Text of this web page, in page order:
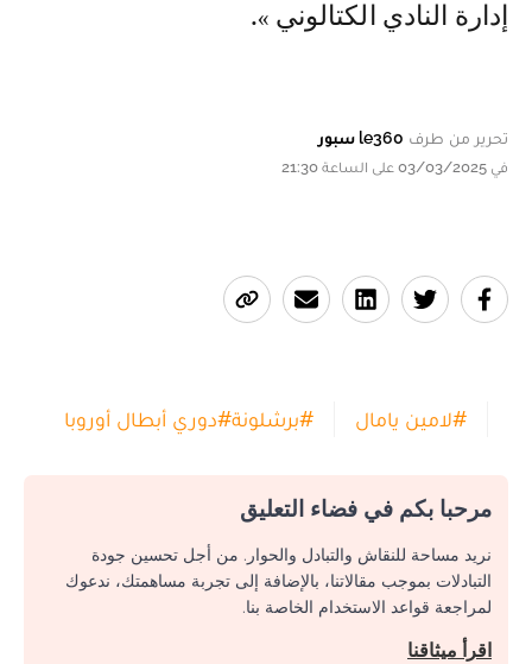
إدارة النادي الكتالوني ».
تحرير من طرف le360 سبور
في 03/03/2025 على الساعة 21:30
#لامين يامال #برشلونة#دوري أبطال أوروبا
مرحبا بكم في فضاء التعليق
نريد مساحة للنقاش والتبادل والحوار. من أجل تحسين جودة
التبادلات بموجب مقالاتنا، بالإضافة إلى تجربة مساهمتك، ندعوك
لمراجعة قواعد الاستخدام الخاصة بنا.
اقرأ ميثاقنا